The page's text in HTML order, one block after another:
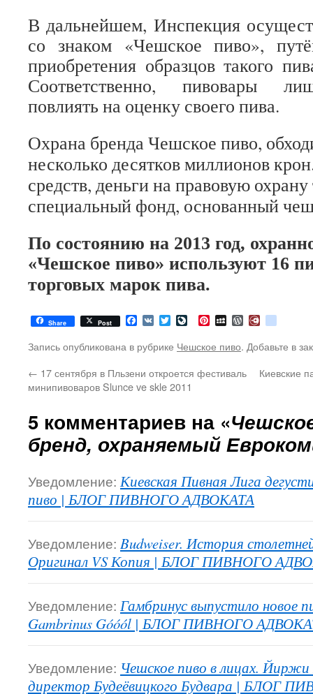
В дальнейшем, Инспекция
со знаком «Чешское пиво»,
приобретения образцов такого
Соответственно, пивовары
повлиять на оценку своего пива.
Охрана бренда Чешское пиво,
несколько десятков миллионов
средств, деньги на правовую
специальный фонд, основанный
По состоянию на 2013 год,
«Чешское пиво» используют 16
торговых марок пива.
Share Post Facebook
VK TwitterLiveJournal
PinterestMySpaceWordPress
Diary.Ru
Запись опубликована в рубрике Чешское пиво. Добавьте в
← 17 сентября в Пльзени откроется фестиваль
минипивоваров Slunce ve skle 2011
Киевские
5 комментариев на «
бренд, охраняемый
Уведомление: Киевская Пивная Лига
пиво | БЛОГ ПИВНОГО АДВОКАТА
Уведомление: Budweiser. История
Оригинал VS Копия | БЛОГ ПИВНОГО
Уведомление: Гамбринус выпустило новое
Gambrinus Góóól | БЛОГ ПИВНОГО
Уведомление: Чешское пиво в лицах. Йиржи
директор Будеёвицкого Будвара | БЛОГ